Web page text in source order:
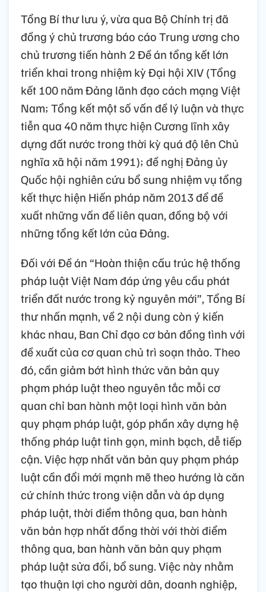
Tổng Bí thư lưu ý, vừa qua Bộ Chính trị đã
đồng ý chủ trương báo cáo Trung ương cho
chủ trương tiến hành 2 Đề án tổng kết lớn
triển khai trong nhiệm kỳ Đại hội XIV (Tổng
kết 100 năm Đảng lãnh đạo cách mạng Việt
Nam; Tổng kết một số vấn đề lý luận và thực
tiễn qua 40 năm thực hiện Cương lĩnh xây
dựng đất nước trong thời kỳ quá độ lên Chủ
nghĩa xã hội năm 1991); đề nghị Đảng ủy
Quốc hội nghiên cứu bổ sung nhiệm vụ tổng
kết thực hiện Hiến pháp năm 2013 để đề
xuất những vấn đề liên quan, đồng bộ với
những tổng kết lớn của Đảng.
Đối với Đề án “Hoàn thiện cấu trúc hệ thống
pháp luật Việt Nam đáp ứng yêu cầu phát
triển đất nước trong kỷ nguyên mới”, Tổng Bí
thư nhấn mạnh, về 2 nội dung còn ý kiến
khác nhau, Ban Chỉ đạo cơ bản đồng tình với
đề xuất của cơ quan chủ trì soạn thảo. Theo
đó, cần giảm bớt hình thức văn bản quy
phạm pháp luật theo nguyên tắc mỗi cơ
quan chỉ ban hành một loại hình văn bản
quy phạm pháp luật, góp phần xây dựng hệ
thống pháp luật tinh gọn, minh bạch, dễ tiếp
cận. Việc hợp nhất văn bản quy phạm pháp
luật cần đổi mới mạnh mẽ theo hướng là căn
cứ chính thức trong viện dẫn và áp dụng
pháp luật, thời điểm thông qua, ban hành
văn bản hợp nhất đồng thời với thời điểm
thông qua, ban hành văn bản quy phạm
pháp luật sửa đổi, bổ sung. Việc này nhằm
tạo thuận lợi cho người dân, doanh nghiệp,